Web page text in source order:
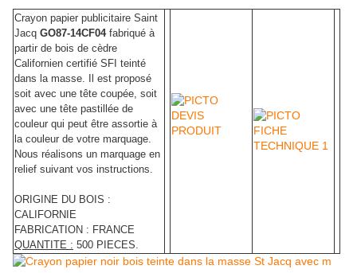
Crayon papier publicitaire Saint
Jacq GO87-14CF04fabriqué à
partir de bois de cèdre
Californien certifié SFI teinté
dans la masse. Il est proposé
soit avec une tête coupée, soit
avec une tête pastillée de
couleur qui peut être assortie à
la couleur de votre marquage.
Nous réalisons un marquage en
relief suivant vos instructions.
ORIGINE DU BOIS :
CALIFORNIE
FABRICATION : FRANCE
QUANTITE : 500 PIECES.